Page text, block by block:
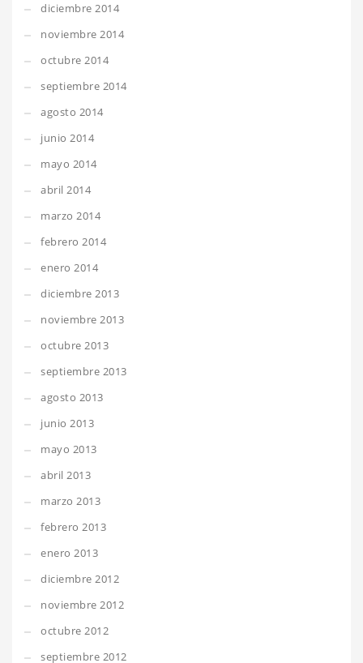
diciembre 2014
noviembre 2014
octubre 2014
septiembre 2014
agosto 2014
junio 2014
mayo 2014
abril 2014
marzo 2014
febrero 2014
enero 2014
diciembre 2013
noviembre 2013
octubre 2013
septiembre 2013
agosto 2013
junio 2013
mayo 2013
abril 2013
marzo 2013
febrero 2013
enero 2013
diciembre 2012
noviembre 2012
octubre 2012
septiembre 2012